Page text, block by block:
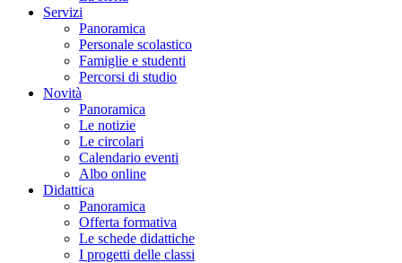
Servizi
Panoramica
Personale scolastico
Famiglie e studenti
Percorsi di studio
Novità
Panoramica
Le notizie
Le circolari
Calendario eventi
Albo online
Didattica
Panoramica
Offerta formativa
Le schede didattiche
I progetti delle classi